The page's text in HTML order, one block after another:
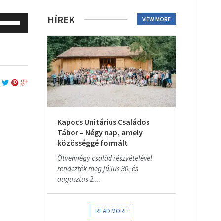
Down
HÍREK VIEW MORE
Kapocs Unitárius Családos
Tábor – Négy nap, amely
közösséggé formált
Ötvennégy család részvételével
rendezték meg július 30. és
augusztus 2....
READ MORE